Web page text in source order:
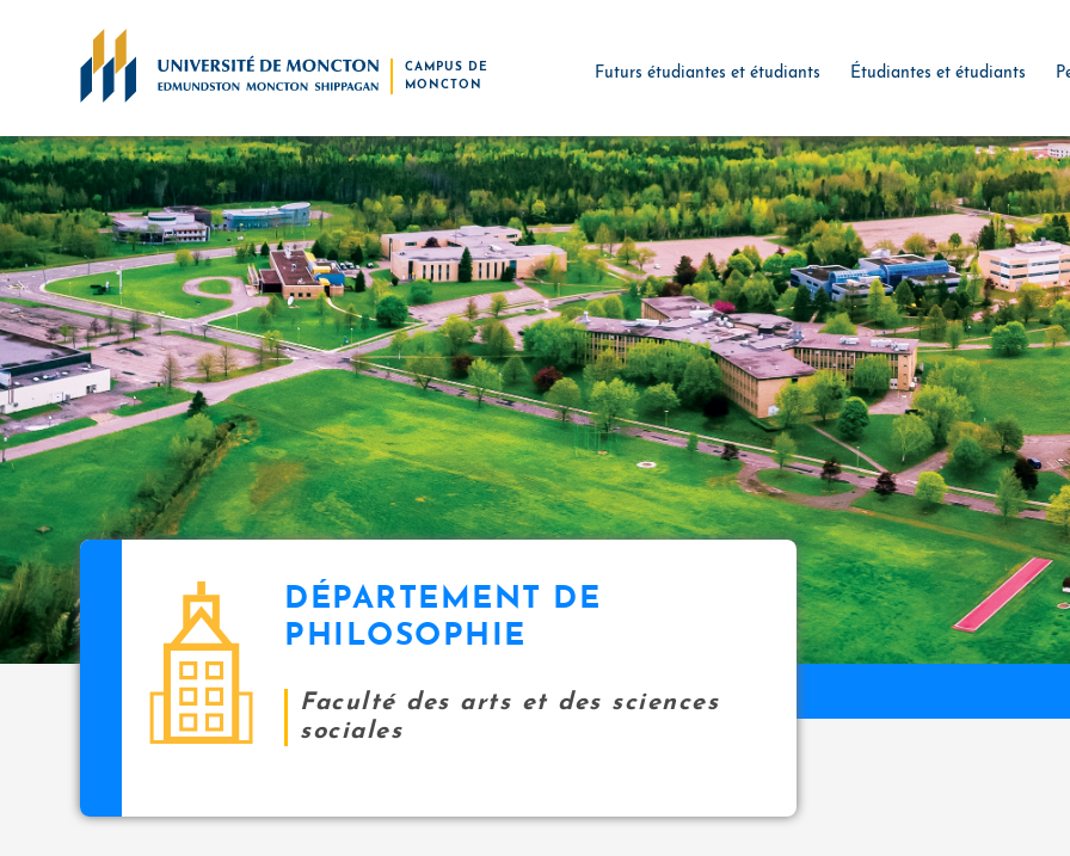
CAMPUS DE
MONCTON
Futurs étudiantes et étudiants Étudiantes et étudiants
DÉPARTEMENT DE
PHILOSOPHIE
Faculté des arts et des sciences
sociales